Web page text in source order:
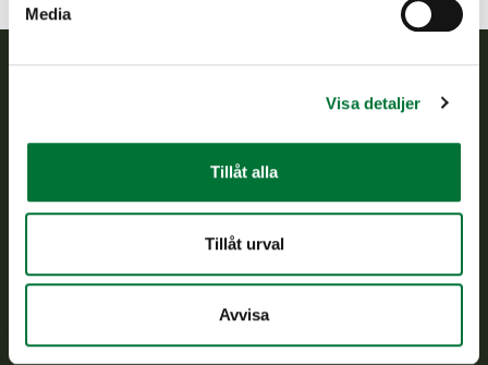
Media
Visa detaljer
Tillåt alla
Tillåt urval
Avvisa
jaktvårdsföreningarnas verksamhet, ser till att viltpolitiken
verkställs och svarar för de offentliga förvaltningsuppgifter
Kundtjänst